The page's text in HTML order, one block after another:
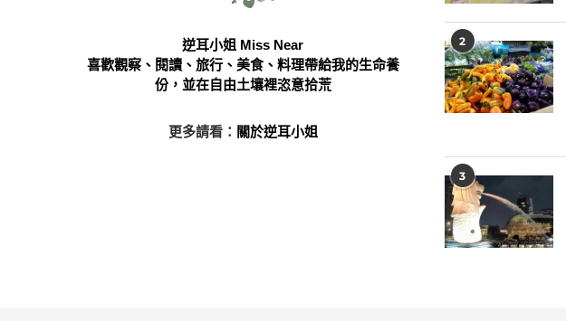
逆耳小姐 Miss Near
喜歡觀察、閱讀、旅行、美食、料理帶給我的生命養
份，並在自由土壤裡恣意拾荒
更多請看： 關於逆耳小姐
2
3